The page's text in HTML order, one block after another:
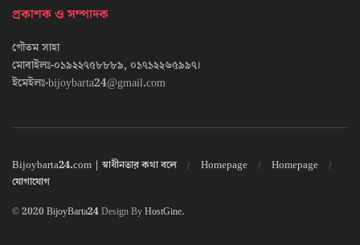
প্রকাশক ও সম্পাদক
গৌতম সাহা
মোবাইলঃ-০১৯২২৭৫৮৮৮৯, ০১৭১২২৬৫৯৯৭।
ইমেইলঃ-bijoybarta24@gmail.com
Bijoybarta24.com | স্বাধীনতার কথা বলে Homepage
Homepage
যোগাযোগ
© 2020BijoyBarta24Design ByHostGine.